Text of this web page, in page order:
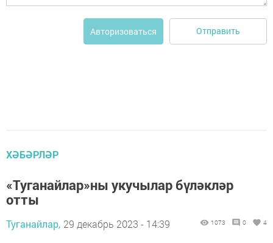
Авторизоваться Отправить
ХӘБӘРЛӘР
«Туганайлар»ны укучылар бүләкләр
отты
Туганайлар, 29 декабрь 2023 - 14:39 1073 0 4